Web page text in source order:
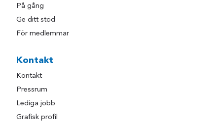
På gång
Ge ditt stöd
För medlemmar
Kontakt
Kontakt
Pressrum
Lediga jobb
Grafisk profil